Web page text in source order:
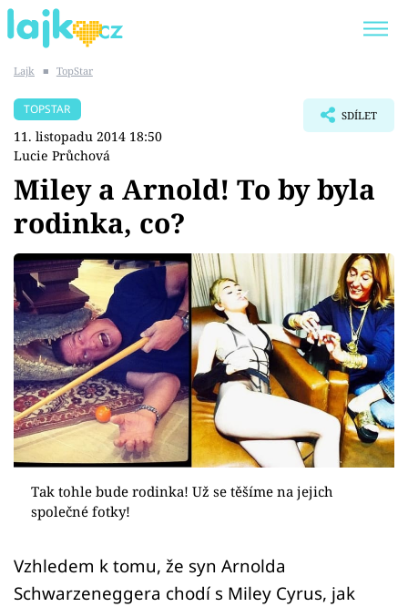
SHOPAHOLICADEL
Témata
Showbyznys
Youtubeři
Virály
Sex a vztahy
Videa
Sledujte prima+
Přihlášení
Lajk ■ TopStar
TOPSTAR
11. listopadu 2014 18:50
Lucie Průchová
SDÍLET
Miley a Arnold! To by byla
rodinka, co?
Tak tohle bude rodinka! Už se těšíme na jejich
společné fotky!
Vzhledem k tomu, že syn Arnolda
Schwarzeneggera chodí s Miley Cyrus, jak